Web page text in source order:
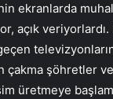
ekranlarda
açık
şöhretler
üretmeye